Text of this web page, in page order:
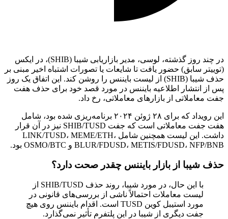
در چند روز گذشته، لوسی، مدیر بازاریابی شیبا (SHIB)، در ایکس
(توییتر سابق) حضور یافت تا شایعات یا تصورات اشتباه اخیر مبنی بر
حذف شیبا (SHIB) از لیست بایننس را روشن کند. این اتفاق یک روز
پس از انتشار اطلاعیه بایننس در مورد قصد خود برای حذف هفت
جفت معاملاتی از بازارهای معاملاتی، رخ داد.
این رویداد که برای ۲۸ ژوئن ۲۰۲۴ برنامه‌ریزی شده بود، شامل
هفت جفت معاملاتی است که جفت SHIB/TUSD نیز در آن قرار
داشت. این لیست همچنین شامل LINK/TUSD، MEME/ETH،
BLUR/FDUSD، METIS/FDUSD، NFP/BNB و OSMO/BTC بود.
حذف شیبا از بازار بایننس چقدر صحت دارد؟
با این حال، در مورد شیبا، روند حذف SHIB/TUSD از
لیست معاملات احتمالاً ناشی از بررسی‌های قانونی در
مورد استیبل کوین TUSD است. اقدام بایننس روی هیچ
جفت دیگری از شیبا در این پلتفرم تأثیر نمی‌گذارد.